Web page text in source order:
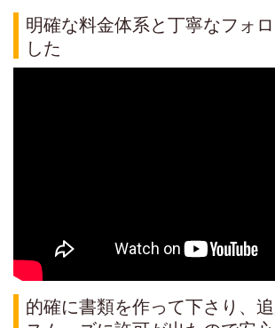
明確な料金体系と丁寧なフォ
した
的確に書類を作って下さり、